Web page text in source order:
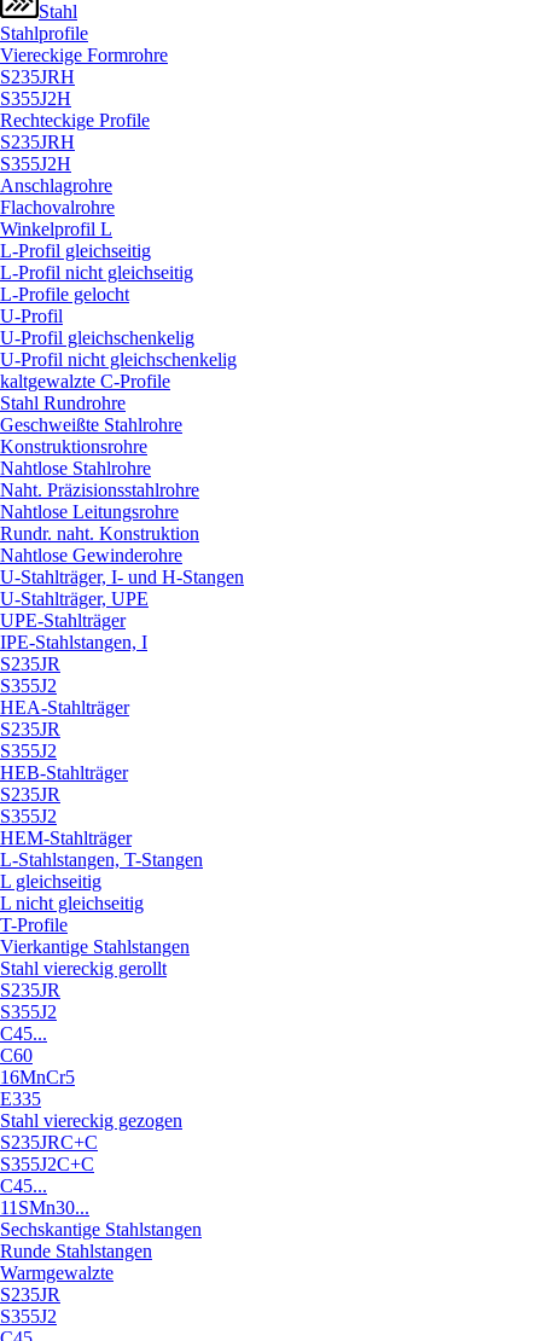
Stahl
Stahlprofile
Viereckige Formrohre
S235JRH
S355J2H
Rechteckige Profile
S235JRH
S355J2H
Anschlagrohre
Flachovalrohre
Winkelprofil L
L-Profil gleichseitig
L-Profil nicht gleichseitig
L-Profile gelocht
U-Profil
U-Profil gleichschenkelig
U-Profil nicht gleichschenkelig
kaltgewalzte C-Profile
Stahl Rundrohre
Geschweißte Stahlrohre
Konstruktionsrohre
Nahtlose Stahlrohre
Naht. Präzisionsstahlrohre
Nahtlose Leitungsrohre
Rundr. naht. Konstruktion
Nahtlose Gewinderohre
U-Stahlträger, I- und H-Stangen
U-Stahlträger, UPE
UPE-Stahlträger
IPE-Stahlstangen, I
S235JR
S355J2
HEA-Stahlträger
S235JR
S355J2
HEB-Stahlträger
S235JR
S355J2
HEM-Stahlträger
L-Stahlstangen, T-Stangen
L gleichseitig
L nicht gleichseitig
T-Profile
Vierkantige Stahlstangen
Stahl viereckig gerollt
S235JR
S355J2
C45...
C60
16MnCr5
E335
Stahl viereckig gezogen
S235JRC+C
S355J2C+C
C45...
11SMn30...
Sechskantige Stahlstangen
Runde Stahlstangen
Warmgewalzte
S235JR
S355J2